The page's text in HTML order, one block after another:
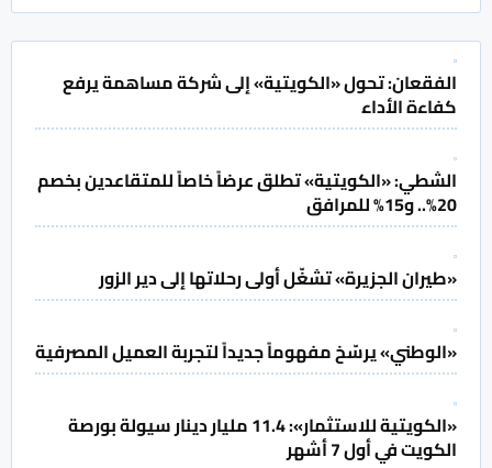
الفقعان: تحول «الكويتية» إلى شركة مساهمة يرفع
كفاءة الأداء
الشطي: «الكويتية» تطلق عرضاً خاصاً للمتقاعدين بخصم
20%.. و15% للمرافق
«طيران الجزيرة» تشغّل أولى رحلاتها إلى دير الزور
«الوطني» يرسّخ مفهوماً جديداً لتجربة العميل المصرفية
«الكويتية للاستثمار»: 11.4 مليار دينار سيولة بورصة
الكويت في أول 7 أشهر